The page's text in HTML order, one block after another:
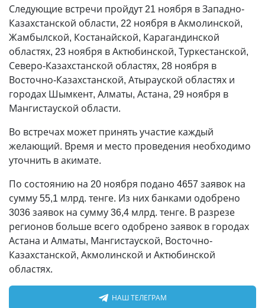
Следующие встречи пройдут 21 ноября в Западно-
Казахстанской области, 22 ноября в Акмолинской,
Жамбылской, Костанайской, Карагандинской
областях, 23 ноября в Актюбинской, Туркестанской,
Северо-Казахстанской областях, 28 ноября в
Восточно-Казахстанской, Атырауской областях и
городах Шымкент, Алматы, Астана, 29 ноября в
Мангистауской области.
Во встречах может принять участие каждый
желающий. Время и место проведения необходимо
уточнить в акимате.
По состоянию на 20 ноября подано 4657 заявок на
сумму 55,1 млрд. тенге. Из них банками одобрено
3036 заявок на сумму 36,4 млрд. тенге. В разрезе
регионов больше всего одобрено заявок в городах
Астана и Алматы, Мангистауской, Восточно-
Казахстанской, Акмолинской и Актюбинской
областях.
НАШ ТЕЛЕГРАМ